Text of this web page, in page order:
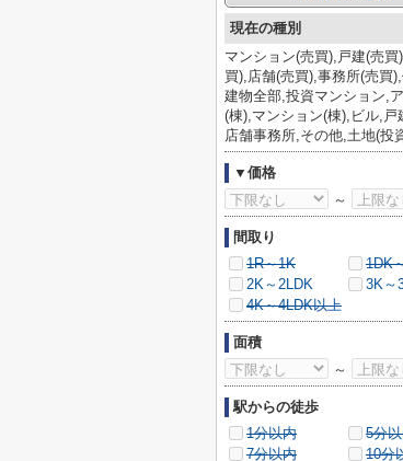
現在の種別
マンション(売買),戸建(売買
買),店舗(売買),事務所(売買
建物全部,投資マンション,
(棟),マンション(棟),ビル,戸
店舗事務所,その他,土地(投
▼価格
～
間取り
1R～1K
1DK
2K～2LDK
3K～
4K～4LDK以上
面積
～
駅からの徒歩
1分以内
5分
7分以内
10分